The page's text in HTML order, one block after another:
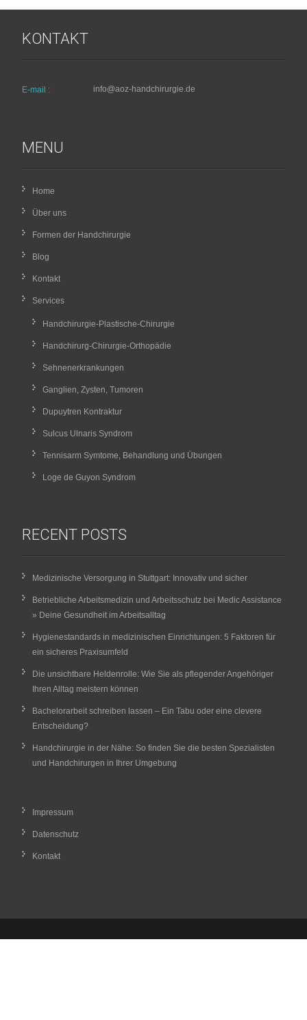
KONTAKT
E-mail : info@aoz-handchirurgie.de
MENU
Home
Über uns
Formen der Handchirurgie
Blog
Kontakt
Services
Handchirurgie-Plastische-Chirurgie
Handchirurg-Chirurgie-Orthopädie
Sehnenerkrankungen
Ganglien, Zysten, Tumoren
Dupuytren Kontraktur
Sulcus Ulnaris Syndrom
Tennisarm Symtome, Behandlung und Übungen
Loge de Guyon Syndrom
RECENT POSTS
Medizinische Versorgung in Stuttgart: Innovativ und sicher
Betriebliche Arbeitsmedizin und Arbeitsschutz bei Medic Assistance
» Deine Gesundheit im Arbeitsalltag
Hygienestandards in medizinischen Einrichtungen: 5 Faktoren für
ein sicheres Praxisumfeld
Die unsichtbare Heldenrolle: Wie Sie als pflegender Angehöriger
Ihren Alltag meistern können
Bachelorarbeit schreiben lassen – Ein Tabu oder eine clevere
Entscheidung?
Handchirurgie in der Nähe: So finden Sie die besten Spezialisten
und Handchirurgen in Ihrer Umgebung
Impressum
Datenschutz
Kontakt